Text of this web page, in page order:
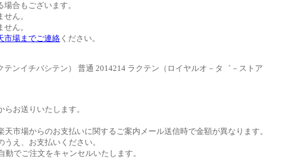
合もございます。
ん。
ん。
市場までご連絡 ください。
ンイチバシテン） 普通 2014214 ラクテン（ロイヤルオ－タ゛－ストア
お送りいたします。
市場からのお支払いに関するご案内メール送信時で金額が異なります。
え、お支払いください。
でご注文をキャンセルいたします。